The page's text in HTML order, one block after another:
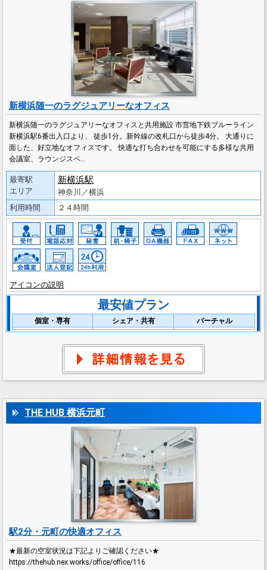
新横浜随一のラグジュアリーなオフィス
新横浜随一のラグジュアリーなオフィスと共用施設 市営地下鉄ブルーライン
新横浜駅6番出入口より、 徒歩1分。新幹線の改札口から徒歩4分。 大通りに
面した、好立地なオフィスです。 快適な打ち合わせを可能にする多様な共用
会議室、ラウンジスペ…
最寄駅
エリア
新横浜駅
神奈川／横浜
利用時間
２４時間
アイコンの説明
最安値プラン
個室・専有 シェア・共有 バーチャル
THE HUB 横浜元町
駅2分・元町の快適オフィス
★最新の空室状況は下記よりご確認ください★
https://thehub.nex.works/office/office/116